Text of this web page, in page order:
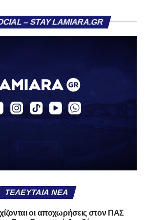
Αναβύσσου ανακοινώνει την
γεμάτη χρονιά στη Γ’
στην ΑΕΚ Β’, με την οποία
στη Super League 2, καθώς
Ζάκυνθο. Ξεκίνησε την καριέρα του
2021.
Βασίλη στην οικογένεια του
– STAY LAMIARA.GR
ΤΕΛΕΥΤΑΊΑ ΝΈΑ
οι αποχωρήσεις στον ΠΑΣ